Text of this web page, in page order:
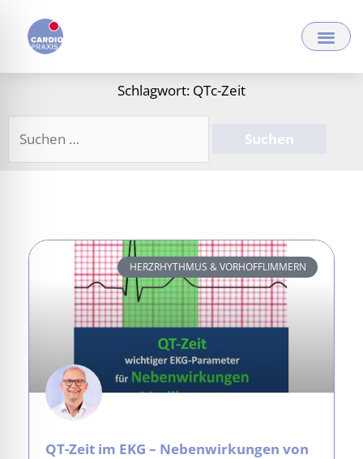
Inhalt
springen
Schlagwort: QTc-Zeit
HERZRHYTHMUS & VORHOFFLIMMERN
QT-Zeit im EKG – Nebenwirkungen von